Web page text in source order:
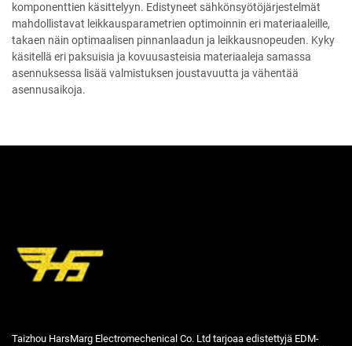
komponenttien käsittelyyn. Edistyneet sähkönsyötöjärjestelmät
mahdollistavat leikkausparametrien optimoinnin eri materiaaleille,
takaen näin optimaalisen pinnanlaadun ja leikkausnopeuden. Kyky
käsitellä eri paksuisia ja kovuusasteisia materiaaleja samassa
asennuksessa lisää valmistuksen joustavuutta ja vähentää
asennusaikoja.
Taizhou HarsMarg Electromechenical Co. Ltd tarjoaa edistettyjä EDM-